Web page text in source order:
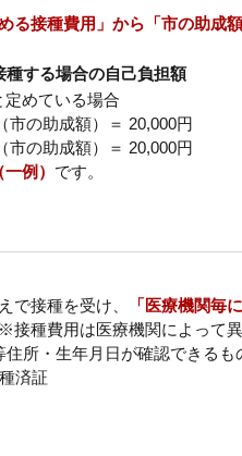
る接種費用」から「市の助成
する場合の自己負担額
めている場合
の助成額）＝ 20,000円
の助成額）＝ 20,000円
例） です。
で接種を受け、
「医療機関毎
接種費用は医療機関によって異
所・生年月日が確認できる
済証